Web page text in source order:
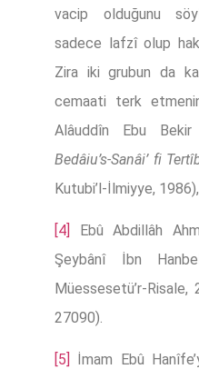
vacip olduğunu
sadece lafzî olup
Zira iki grubun da
cemaati terk etmenin
Alâuddîn Ebu
Bedâiu’s-Sanâi’ fi
Kutubi’l-İlmiyye,
[4]
Ebû Abdillâh
Şeybânî İbn
Müessesetü’r-
27090).
[5]
İmam Ebû